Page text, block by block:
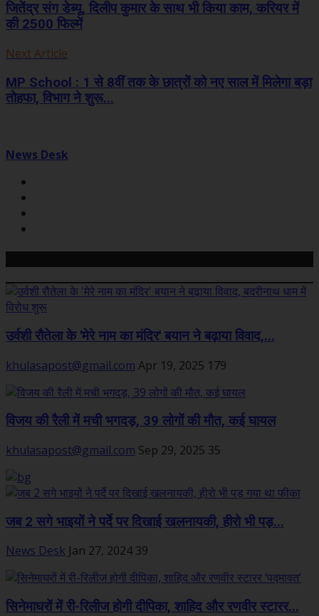
जितेंद्र संग डेब्यू, दिलीप कुमार के साथ भी किया काम, करियर में
की 2500 फिल्में
Next Article
MP School : 1 से 8वीं तक के छात्रों को नए साल में मिलेगा बड़ा
तोहफा, विभाग ने शुरू...
News Desk
उर्वशी रौतेला के 'मेरे नाम का मंदिर' बयान ने बढ़ाया विवाद,...
khulasapost@gmail.com Apr 19, 2025 179
विजय की रैली में मची भगदड़, 39 लोगों की मौत, कई घायल
khulasapost@gmail.com Sep 29, 2025 35
जब 2 सगे भाइयों ने पर्दे पर दिखाई खलनायकी, हीरो भी पड़...
News Desk Jan 27, 2024 39
सिनेमाघरों में री-रिलीज होगी दीपिका, शाहिद और रणवीर स्टारर...